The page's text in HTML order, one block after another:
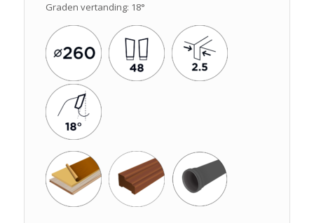
Graden vertanding: 18°